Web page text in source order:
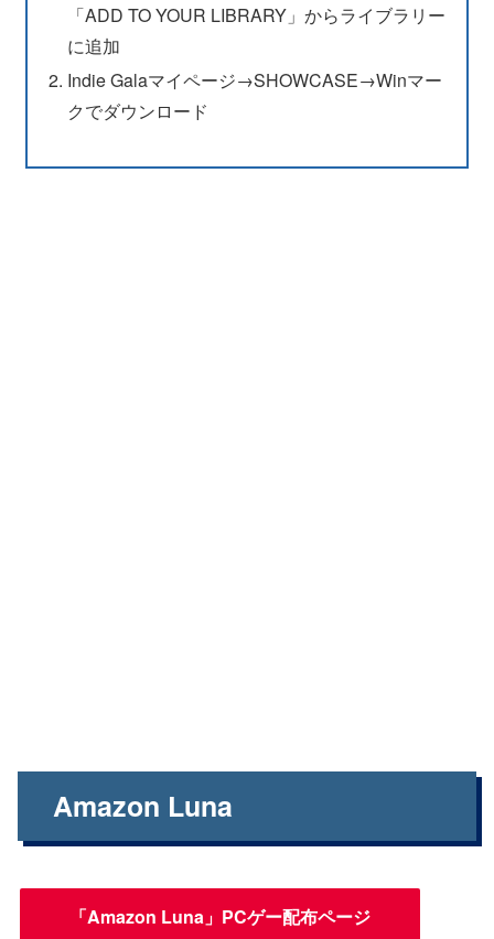
「ADD TO YOUR LIBRARY」からライブラリー
に追加
Indie Galaマイページ→SHOWCASE→Winマー
クでダウンロード
Amazon Luna
「Amazon Luna」PCゲー配布ページ